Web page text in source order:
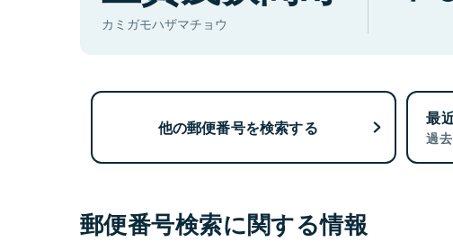
カミガモハザマチョウ
他の郵便番号を検索する 最
過
郵便番号検索に関する情報